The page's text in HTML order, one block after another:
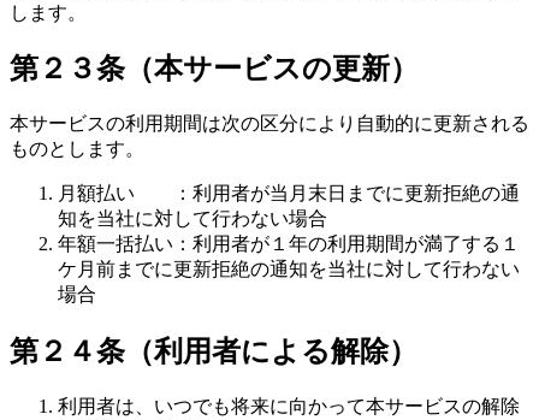
します。
第２３条（本サービスの更新）
本サービスの利用期間は次の区分により自動的に更新される
ものとします。
月額払い ：利用者が当月末日までに更新拒絶の通
知を当社に対して行わない場合
年額一括払い：利用者が１年の利用期間が満了する１
ケ月前までに更新拒絶の通知を当社に対して行わない
場合
第２４条（利用者による解除）
利用者は、いつでも将来に向かって本サービスの解除